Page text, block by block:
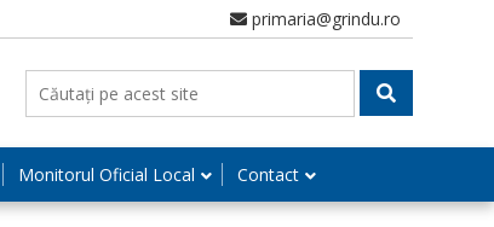
primaria@grindu.ro
Monitorul Oficial Local Contact